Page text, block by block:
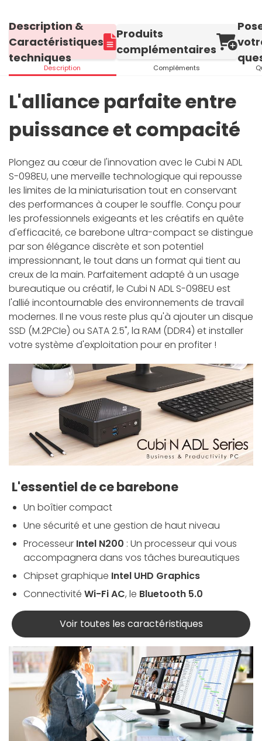
Description &
Caractéristiques
techniques
Description
Produits
complémentaires
Compléments
L'alliance parfaite entre
puissance et compacité
Plongez au cœur de l'innovation avec le Cubi N ADL
S-098EU, une merveille technologique qui repousse
les limites de la miniaturisation tout en conservant
des performances à couper le souffle. Conçu pour
les professionnels exigeants et les créatifs en quête
d'efficacité, ce barebone ultra-compact se distingue
par son élégance discrète et son potentiel
impressionnant, le tout dans un format qui tient au
creux de la main. Parfaitement adapté à un usage
bureautique ou créatif, le Cubi N ADL S-098EU est
l'allié incontournable des environnements de travail
modernes. Il ne vous reste plus qu'à ajouter un disque
SSD (M.2PCIe) ou SATA 2.5", la RAM (DDR4) et installer
votre système d'exploitation pour en profiter !
L'essentiel de ce barebone
Un boîtier compact
Une sécurité et une gestion de haut niveau
Processeur Intel N200 : Un processeur qui vous
accompagnera dans vos tâches bureautiques
Chipset graphique Intel UHD Graphics
Connectivité Wi-Fi AC, le Bluetooth 5.0
Voir toutes les caractéristiques